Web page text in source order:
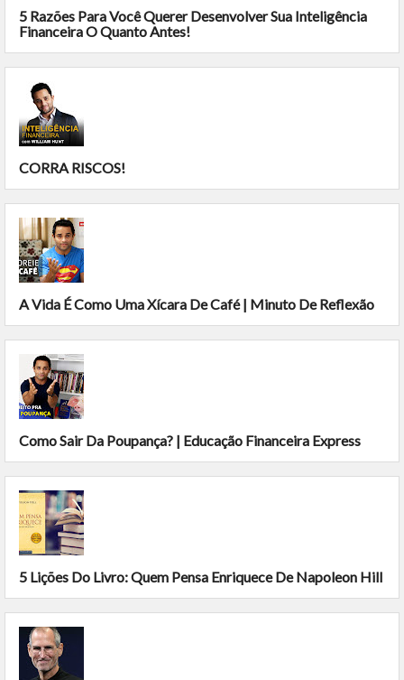
5 Razões Para Você Querer Desenvolver Sua Inteligência
Financeira O Quanto Antes!
CORRA RISCOS!
A Vida É Como Uma Xícara De Café | Minuto De Reflexão
Como Sair Da Poupança? | Educação Financeira Express
5 Lições Do Livro: Quem Pensa Enriquece De Napoleon Hill